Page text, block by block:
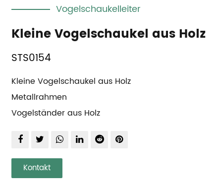
Vogelschaukelleiter
Kleine Vogelschaukel aus Holz
STS0154
Kleine Vogelschaukel aus Holz
Metallrahmen
Vogelständer aus Holz
Kontakt